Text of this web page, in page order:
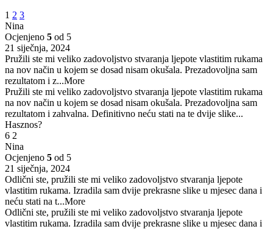
1 2 3
Nina
Ocjenjeno 5 od 5
21 siječnja, 2024
Pružili ste mi veliko zadovoljstvo stvaranja ljepote vlastitim rukama
na nov način u kojem se dosad nisam okušala. Prezadovoljna sam
rezultatom i z...More
Pružili ste mi veliko zadovoljstvo stvaranja ljepote vlastitim rukama
na nov način u kojem se dosad nisam okušala. Prezadovoljna sam
rezultatom i zahvalna. Definitivno neću stati na te dvije slike...
Hasznos?
6 2
Nina
Ocjenjeno 5 od 5
21 siječnja, 2024
Odlični ste, pružili ste mi veliko zadovoljstvo stvaranja ljepote
vlastitim rukama. Izradila sam dvije prekrasne slike u mjesec dana i
neću stati na t...More
Odlični ste, pružili ste mi veliko zadovoljstvo stvaranja ljepote
vlastitim rukama. Izradila sam dvije prekrasne slike u mjesec dana i